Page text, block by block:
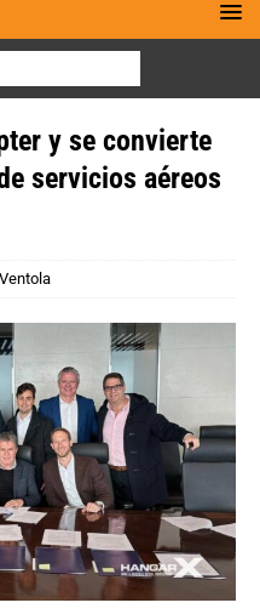
y se convierte
servicios aéreos